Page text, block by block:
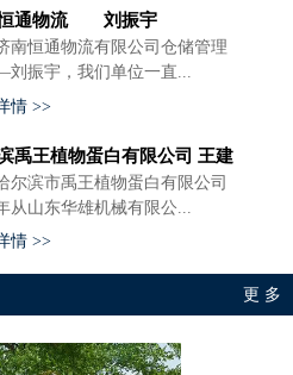
通物流 刘振宇
南恒通物流有限公司仓储管理
振宇，我们单位一直...
情 >>
禹王植物蛋白有限公司 王建
尔滨市禹王植物蛋白有限公司
从山东华雄机械有限公...
情 >>
更 多